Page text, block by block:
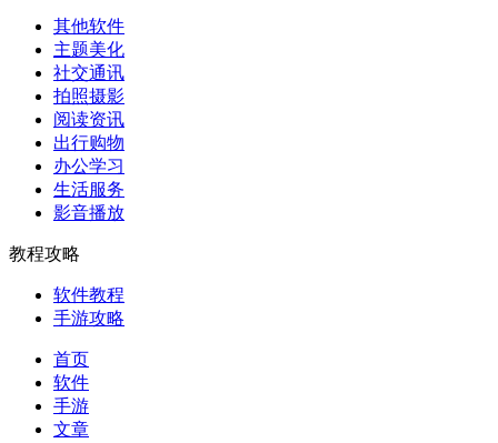
其他软件
主题美化
社交通讯
拍照摄影
阅读资讯
出行购物
办公学习
生活服务
影音播放
教程攻略
软件教程
手游攻略
首页
软件
手游
文章